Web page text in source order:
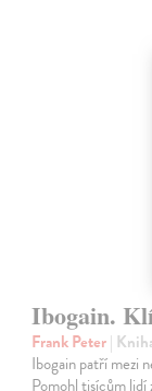
Ibogain.
Frank Peter|
Ibogain patří mezi
Pomohl tisícům lidí